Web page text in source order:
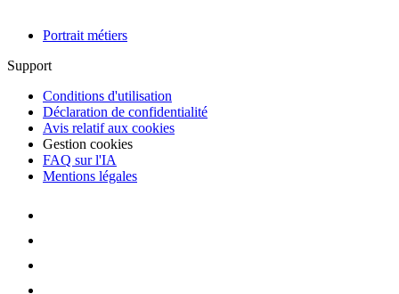
Portrait métiers
Support
Conditions d'utilisation
Déclaration de confidentialité
Avis relatif aux cookies
Gestion cookies
FAQ sur l'IA
Mentions légales